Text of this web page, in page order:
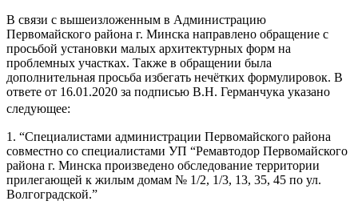
В связи с вышеизложенным в Администрацию
Первомайского района г. Минска направлено обращение с
просьбой установки малых архитектурных форм на
проблемных участках. Также в обращении была
дополнительная просьба избегать нечётких формулировок. В
ответе от 16.01.2020 за подписью В.Н. Германчука указано
следующее:
1. “Специалистами администрации Первомайского района
совместно со специалистами УП “Ремавтодор Первомайского
района г. Минска произведено обследование территории
прилегающей к жилым домам № 1/2, 1/3, 13, 35, 45 по ул.
Волгоградской.”